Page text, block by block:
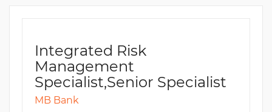
Integrated Risk
Management
Specialist,Senior Specialist
MB Bank